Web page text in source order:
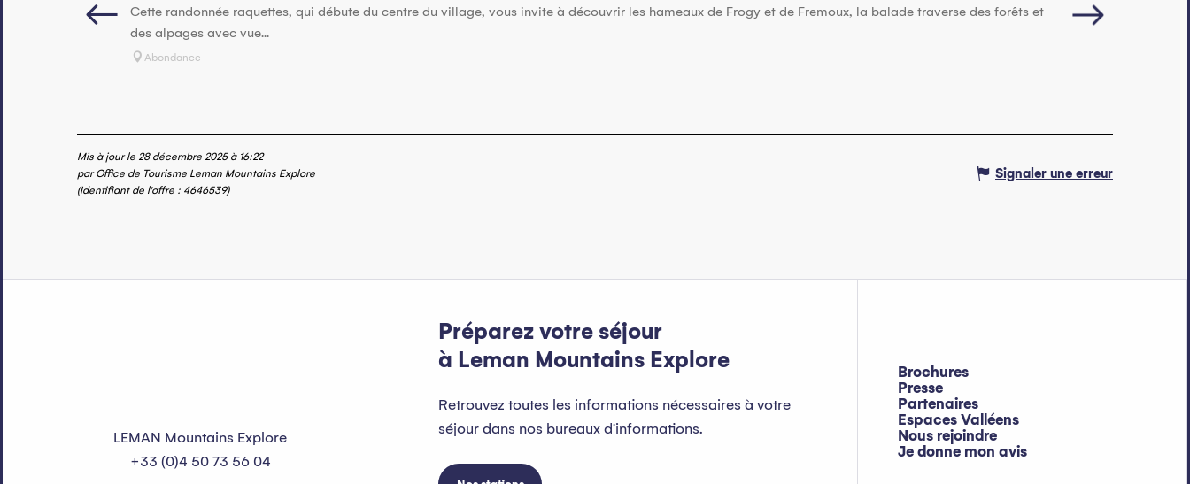
Cette randonnée raquettes, qui débute du centre du village, vous invite à découvrir les hameaux de Frogy et de Fremoux, la balade traverse des forêts et
des alpages avec vue...
Abondance
De la pointe des
Mis à jour le 28 décembre 2025 à 16:22
par Office de Tourisme Leman Mountains Explore
(Identifiant de l'offre : 4646539)
Signaler une erreur
LEMAN Mountains Explore
+33 (0)4 50 73 56 04
Préparez votre séjour
à Leman Mountains Explore
Retrouvez toutes les informations nécessaires à votre
séjour dans nos bureaux d'informations.
Brochures
Presse
Partenaires
Espaces Valléens
Nous rejoindre
Je donne mon avis